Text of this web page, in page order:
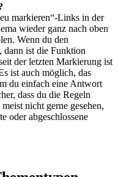
markieren“-Links in der
wieder ganz nach oben
Wenn du den
dann ist die Funktion
der letzten Markierung ist
ist auch möglich, das
du einfach eine Antwort
dass du die Regeln
nicht gerne gesehen,
oder abgeschlossene